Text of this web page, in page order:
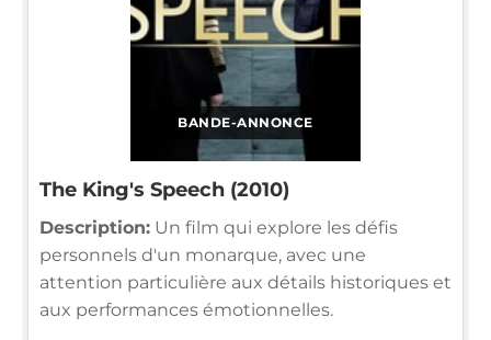
BANDE-ANNONCE
The King's Speech (2010)
Description: Un film qui explore les défis
personnels d'un monarque, avec une
attention particulière aux détails historiques et
aux performances émotionnelles.